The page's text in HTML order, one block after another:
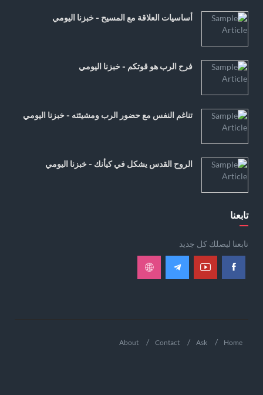
أساسيات العلاقة مع المسيح - خبزنا اليومي
فرح الرب هو قوتكم - خبزنا اليومي
تناغم النفس مع حضور الرب ومشيئته - خبزنا اليومي
الروح القدس يشكل في كيأنك - خبزنا اليومي
تابعنا
تابعنا ليصلك كل جديد
Home
Ask
Contact
About